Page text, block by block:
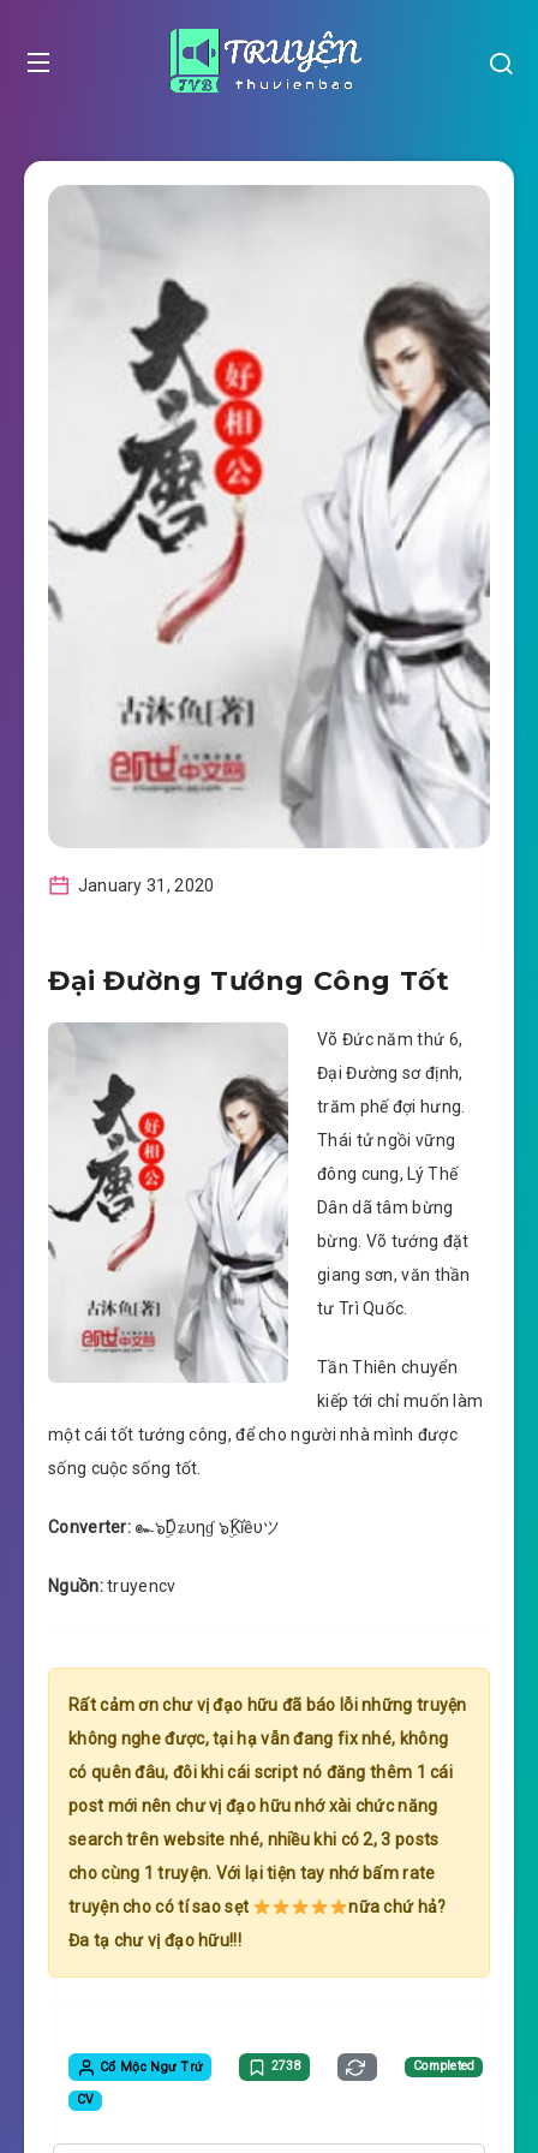
January 31, 2020
Đại Đường Tướng Công Tốt
Võ Đức năm thứ 6,
Đại Đường sơ định,
trăm phế đợi hưng.
Thái tử ngồi vững
đông cung, Lý Thế
Dân dã tâm bừng
bừng. Võ tướng đặt
giang sơn, văn thần
tư Trì Quốc.
Tần Thiên chuyển
kiếp tới chỉ muốn làm
một cái tốt tướng công, để cho người nhà mình được
sống cuộc sống tốt.
Converter: ๛๖ۣۜDʑυηɠ ๖ۣۜKĭềυツ
Nguồn:truyencv
Rất cảm ơn chư vị đạo hữu đã báo lỗi những truyện
không nghe được, tại hạ vẫn đang fix nhé, không
có quên đâu, đôi khi cái script nó đăng thêm 1 cái
post mới nên chư vị đạo hữu nhớ xài chức năng
search trên website nhé, nhiều khi có 2, 3 posts
cho cùng 1 truyện. Với lại tiện tay nhớ bấm rate
truyện cho có tí sao sẹt
nữa chứ hả?
Đa tạ chư vị đạo hữu!!!
Cổ Mộc Ngư Trứ 2738 Completed
CV